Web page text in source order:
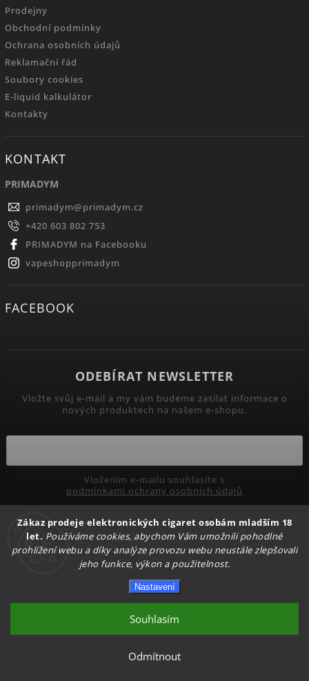
Zákaz prodeje elektronických cigaret osobám mladším 18
let. Používáme cookies, abychom Vám umožnili pohodlné
prohlížení webu a díky analýze provozu webu neustále zlepšovali
jeho funkce, výkon a použitelnost.
Nastavení
Odmítnout
Souhlasím
Prodejny
Obchodní podmínky
Ochrana osobních údajů
Reklamační řád
Soubory cookies
E-liquid kalkulátor
Kontakty
KONTAKT
PRIMADYM
primadym@primadym.cz
+420 603 802 753
PRIMADYM na Facebooku
vapeshopprimadym
FACEBOOK
ODEBÍRAT NEWSLETTER
Vložte svůj e-mail a my vám budeme zasílat informace o
nových produktech na našem e-shopu.
podmínkami ochrany osobních údajů
Přihlásit se
Upravit nastavení cookies
Shoptet | Design